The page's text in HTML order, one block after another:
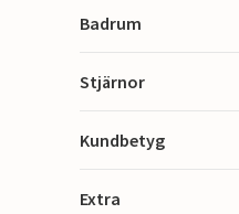
Badrum
Stjärnor
Kundbetyg
Extra